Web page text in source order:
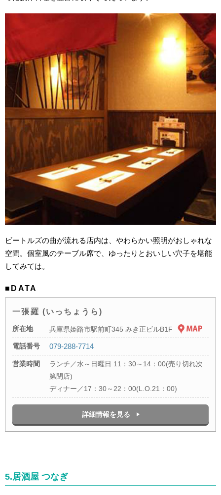
ビートルズの曲が流れる店内は、やわらかい照明がおしゃれな
空間。個室風のテーブル席で、ゆったりとおいしい穴子を堪能
してみては。
■DATA
一張羅 (いっちょうら)
所在地 兵庫県姫路市駅前町345 みき正ビルB1F
電話番号 079-288-7714
営業時間
ランチ／水～日曜日 11：30～14：00(売り切れ次
第閉店)
ディナー／17：30～22：00(L.O.21：00)
詳細情報を見る
5.居酒屋 つなぎ